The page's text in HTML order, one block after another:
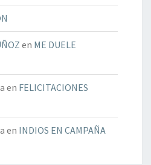
en ME DUELE
en FELICITACIONES
en INDIOS EN CAMPAÑA